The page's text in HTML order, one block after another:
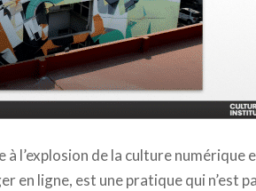
l’explosion de la culture numérique
en ligne, est une pratique qui n’est